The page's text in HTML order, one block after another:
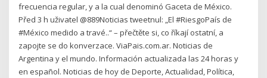
frecuencia regular, y a la cual denominó Gaceta de México.
Před 3 h uživatel @889Noticias tweetnul: „El #RiesgoPaís de
#México medido a travé..“ – přečtěte si, co říkají ostatní, a
zapojte se do konverzace. ViaPais.com.ar. Noticias de
Argentina y el mundo. Información actualizada las 24 horas y
en español. Noticias de hoy de Deporte, Actualidad, Política,